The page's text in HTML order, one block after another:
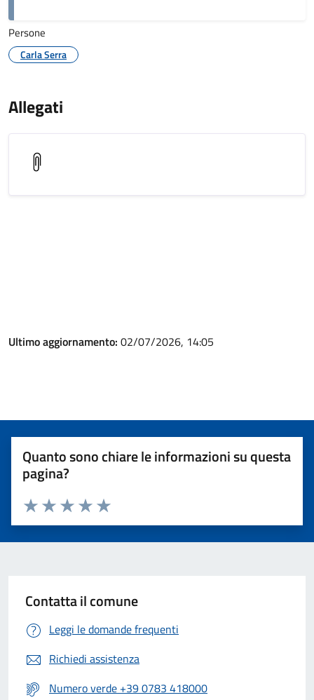
Persone
Carla Serra
Allegati
Ultimo aggiornamento: 02/07/2026, 14:05
Quanto sono chiare le informazioni su questa
pagina?
Valuta 5 stelle su 5
Valuta 4 stelle su 5
Valuta 3 stelle su 5
Valuta 2 stelle su 5
Valuta 1 stelle su 5
Contatta il comune
Leggi le domande frequenti
Richiedi assistenza
Numero verde +39 0783 418000